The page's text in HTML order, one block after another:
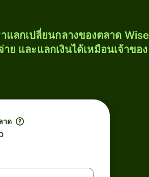
แลกเปลี่ยนกลางของตลาด Wise
ย และแลกเงินได้เหมือนเจ้าของ
าด